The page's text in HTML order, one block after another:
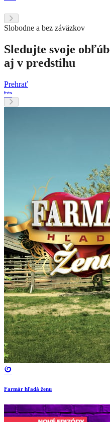
Slobodne a bez záväzkov
Sledujte svoje
aj v predstihu
Prehrať
Farmár hľadá ženu